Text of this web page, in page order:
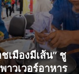
เมืองมีเส้น” ชู
วเวอร์อาหาร